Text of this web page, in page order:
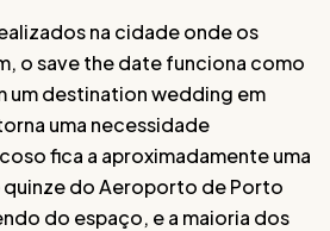
na cidade onde os
o save the date funciona como
um destination wedding em
uma necessidade
fica a aproximadamente uma
quinze do Aeroporto de Porto
do espaço, e a maioria dos